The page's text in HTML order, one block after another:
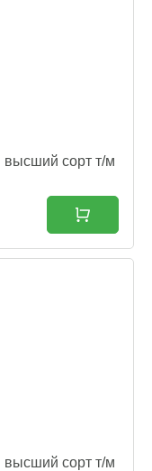
высший сорт т/м
высший сорт т/м